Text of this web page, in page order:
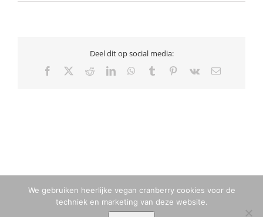
Deel dit op social media:
Facebook RedditLinkedInWhatsApp
Tumblr Pinterest
Vk
E-
We gebruiken heerlijke vegan cranberry cookies voor de
techniek en marketing van deze website.